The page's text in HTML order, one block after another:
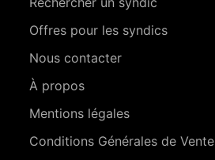
Offres pour les syndics
Nous contacter
À propos
Mentions légales
Conditions Générales de Vente